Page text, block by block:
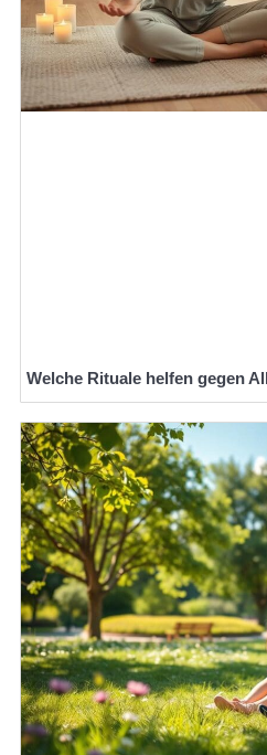
Welche Rituale helfen gegen